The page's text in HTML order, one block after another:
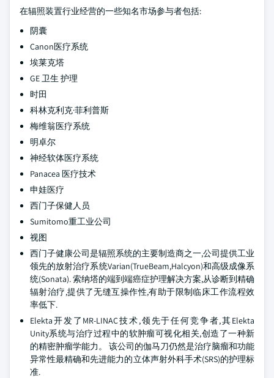
在辐照装置行业经营的一些知名市场参与者包括:
阴囊
Canon医疗系统
埃莱克塔
GE 卫生 护理
时田
科林克利克·菲利普斯
梅维翁医疗系统
明卓尔
神经软体医疗系统
Panacea 医疗技术
申娃医疗
西门子保健人员
Sumitomo重工业公司
视图
西门子健康公司是辐照系统的主要制造商之一,公司提供工业
领先的放射治疗系统Varian(TrueBeam,Halcyon)和高级成像系
统(Sonata). 索纳塔的端到端癌症护理解决方案,从诊断到精确
辐射治疗,提供了无缝互操作性,有助于限制临床工作流程效
率低下.
Elekta开发了MR-LINAC技术,领先于任何竞争者,其Elekta
Unity系统与治疗过程中的软肿瘤可视化相关,创造了一种新
的精密肿瘤学能力。 该公司的伽马刀仍然是治疗脑瘤和功能
异常性最精确和先进能力的立体声射外科手术(SRS)的护理标
准.